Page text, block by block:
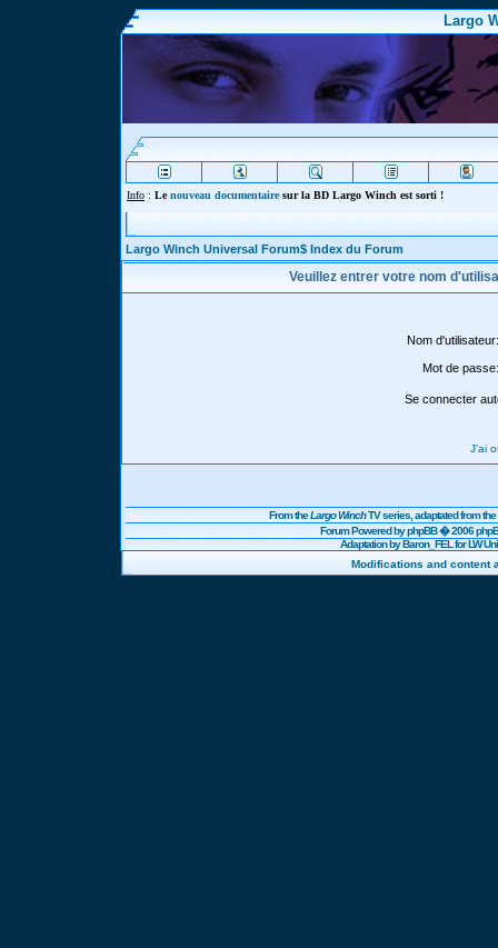
Largo
Info : Lenouveau documentairesur la BD Largo Winch est sorti !
Largo Winch Universal Forum$ Index du Forum
Veuillez entrer votre nom
Nom d'utilisateur:
Mot de passe:
Se connecter
J'ai
From theLargo WinchTV series, adaptated from
Forum Powered byphpBB� 2006
Adaptation by Baron_FEL for LW
Modifications and content